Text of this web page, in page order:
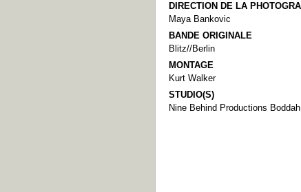
DIRECTION DE LA
Maya Bankovic
BANDE ORIGINALE
Blitz//Berlin
MONTAGE
Kurt Walker
STUDIO(S)
Nine Behind Productions Boddah